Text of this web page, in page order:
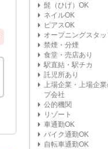
髭（ひげ）OK
ネイルOK
ピアスOK
オープニングスタッ
禁煙・分煙
食堂・売店あり
駅直結・駅チカ
託児所あり
上場企業・上場企
プ会社
公的機関
リゾート
車通勤OK
バイク通勤OK
自転車通勤OK